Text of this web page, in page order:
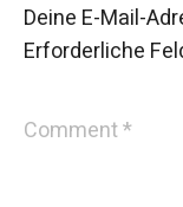
Deine E-Mail-
Erforderliche